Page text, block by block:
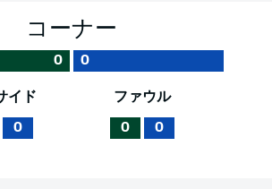
コーナー
0 0
イド
0
ファウル
0 0